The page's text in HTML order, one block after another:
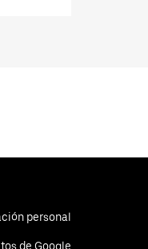
personal
de Google